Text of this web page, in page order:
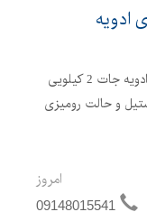
ادویه
آسیاب و پودر کن ادویه جات 2 کیلویی
و حالت رومیزی
امروز
09148015541